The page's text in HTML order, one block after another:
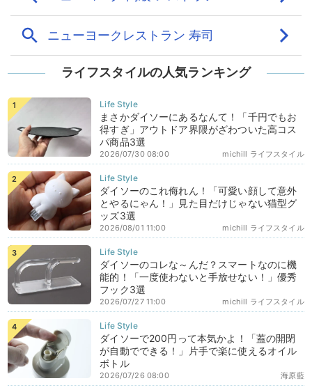
ライフスタイルの人気ランキング
まさかダイソーにあるなんて！「千円でもお
得すぎ」アウトドア界隈がざわついた高コス
パ商品3選
michill ライフスタイル
2026/07/30 08:00
ダイソーのこれ侮れん！「可愛い顔して意外
とやるにゃん！」見た目だけじゃない猫型グ
ッズ3選
michill ライフスタイル
2026/08/01 11:00
ダイソーのコレな～んだ？スマートなのに機
能的！「一度使わないと手放せない！」優秀
フック3選
michill ライフスタイル
2026/07/27 11:00
ダイソーで200円って本気かよ！「蓋の開閉
が自動でできる！」片手で楽に使えるオイル
ボトル
海原藍
2026/07/26 08:00